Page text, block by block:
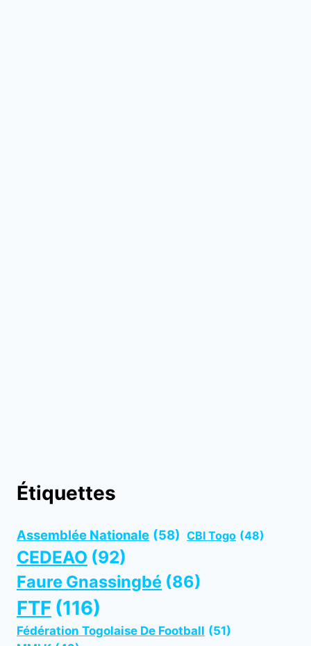
Étiquettes
Assemblée Nationale (58) CBI Togo (48)
CEDEAO (92)
Faure Gnassingbé (86)
FTF (116)
Fédération Togolaise De Football (51)